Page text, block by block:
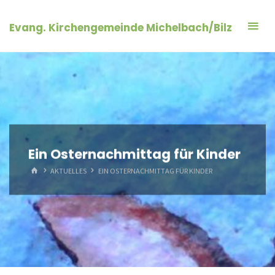
InhaltEvang. Kirchengemeinde Michelbach/Bilz
Ein Osternachmittag für Kinder
START
AKTUELLES EIN OSTERNACHMITTAG FÜR KINDER